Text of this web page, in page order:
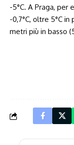
-5°C. A Praga, per
-0,7°C, oltre 5°C
metri più in basso